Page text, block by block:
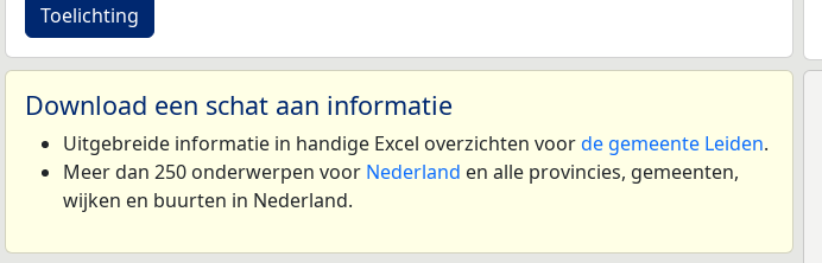
Toelichting
Download een schat aan informatie
Uitgebreide informatie in handige Excel overzichten voorde gemeente Leiden.
Meer dan 250 onderwerpen voor Nederland en alle provincies, gemeenten,
wijken en buurten in Nederland.